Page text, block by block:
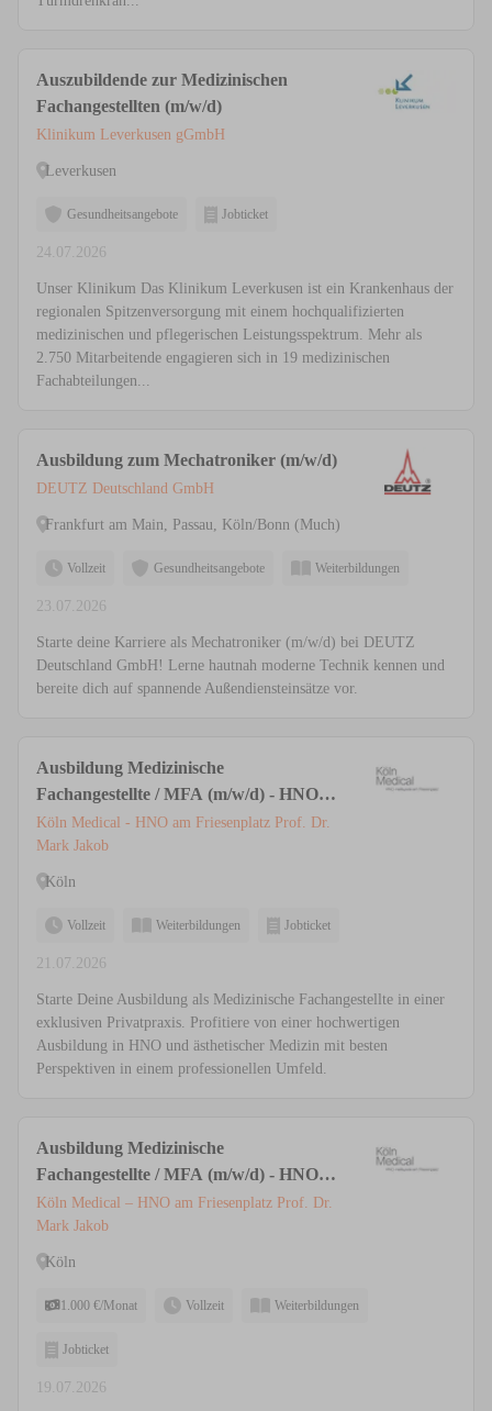
Auszubildende zur Medizinischen
Fachangestellten (m/w/d)
Klinikum Leverkusen gGmbH
Leverkusen
Gesundheitsangebote Jobticket
24.07.2026
Unser Klinikum Das Klinikum Leverkusen ist ein Krankenhaus der
regionalen Spitzenversorgung mit einem hochqualifizierten
medizinischen und pflegerischen Leistungsspektrum. Mehr als
2.750 Mitarbeitende engagieren sich in 19 medizinischen
Fachabteilungen...
Ausbildung zum Mechatroniker (m/w/d)
DEUTZ Deutschland GmbH
Frankfurt am Main, Passau, Köln/Bonn (Much)
Vollzeit Gesundheitsangebote Weiterbildungen
23.07.2026
Starte deine Karriere als Mechatroniker (m/w/d) bei DEUTZ
Deutschland GmbH! Lerne hautnah moderne Technik kennen und
bereite dich auf spannende Außendiensteinsätze vor.
Ausbildung Medizinische
Fachangestellte / MFA (m/w/d) - HNO &
Ästhetische Medizin | Privatpraxis Köln
Köln Medical - HNO am Friesenplatz Prof. Dr.
Mark Jakob
Köln
Vollzeit Weiterbildungen Jobticket
21.07.2026
Starte Deine Ausbildung als Medizinische Fachangestellte in einer
exklusiven Privatpraxis. Profitiere von einer hochwertigen
Ausbildung in HNO und ästhetischer Medizin mit besten
Perspektiven in einem professionellen Umfeld.
Ausbildung Medizinische
Fachangestellte / MFA (m/w/d) - HNO &
Ästhetische Medizin | Privatpraxis Köln
Köln Medical – HNO am Friesenplatz Prof. Dr.
Mark Jakob
Köln
1.000 €/Monat Vollzeit Weiterbildungen
Jobticket
19.07.2026